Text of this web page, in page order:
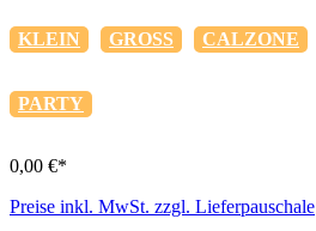
KLEIN GROSS CALZONE
PARTY
0,00 €*
Preise inkl. MwSt. zzgl. Lieferpauschale